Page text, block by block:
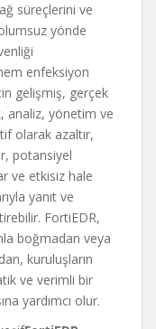
süreçlerini ve
yönde
enfeksiyon
gelişmiş, gerçek
analiz, yönetim ve
olarak azaltır,
potansiyel
ve etkisiz hale
yanıt ve
FortiEDR,
boğmadan veya
kuruluşların
ve verimli bir
yardımcı olur.